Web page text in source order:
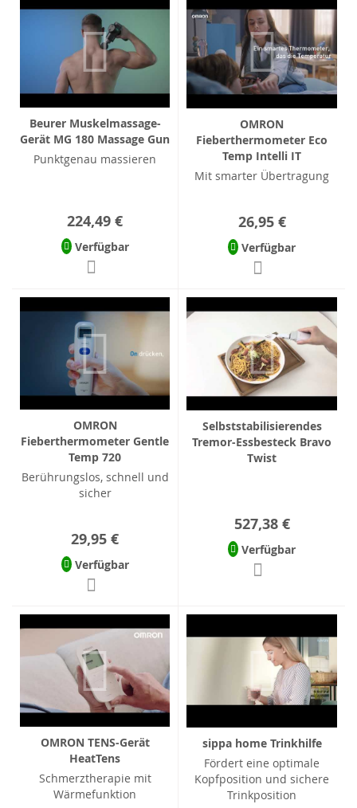
Beurer Muskelmassage-
Gerät MG 180 Massage Gun
Punktgenau massieren
224,49 €
Verfügbar
OMRON
Fieberthermometer Eco
Temp Intelli IT
Mit smarter Übertragung
26,95 €
Verfügbar
OMRON
Fieberthermometer Gentle
Temp 720
Berührungslos, schnell und
sicher
29,95 €
Verfügbar
Selbststabilisierendes
Tremor-Essbesteck Bravo
Twist
527,38 €
Verfügbar
OMRON TENS-Gerät
HeatTens
Schmerztherapie mit
Wärmefunktion
sippa home Trinkhilfe
Fördert eine optimale
Kopfposition und sichere
Trinkposition